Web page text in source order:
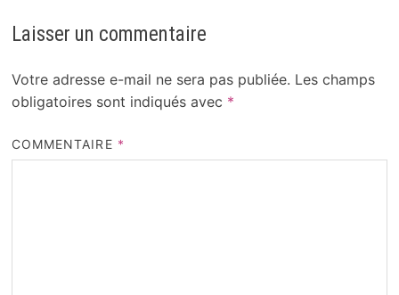
Laisser un commentaire
Votre adresse e-mail ne sera pas publiée. Les champs
obligatoires sont indiqués avec *
COMMENTAIRE *